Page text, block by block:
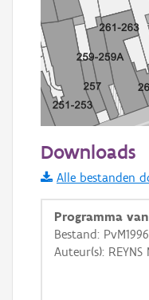
Informatie
i
+ −
Downloads
Alle bestanden
Programma
Bestand:
Auteur(s):